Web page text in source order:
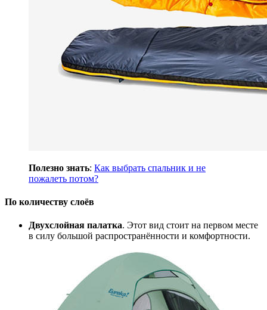
Полезно знать: Как выбрать спальник и не
пожалеть потом?
По количеству слоёв
Двухслойная палатка. Этот вид стоит на первом месте
в силу большой распространённости и комфортности.